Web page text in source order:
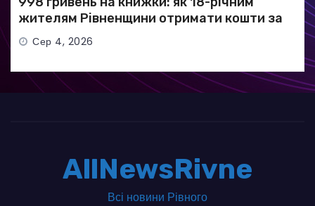
жителям Рівненщини отримати кошти за
програмою «єКнига»
Сер 4, 2026
AllNewsRivne
Всі новини Рівного